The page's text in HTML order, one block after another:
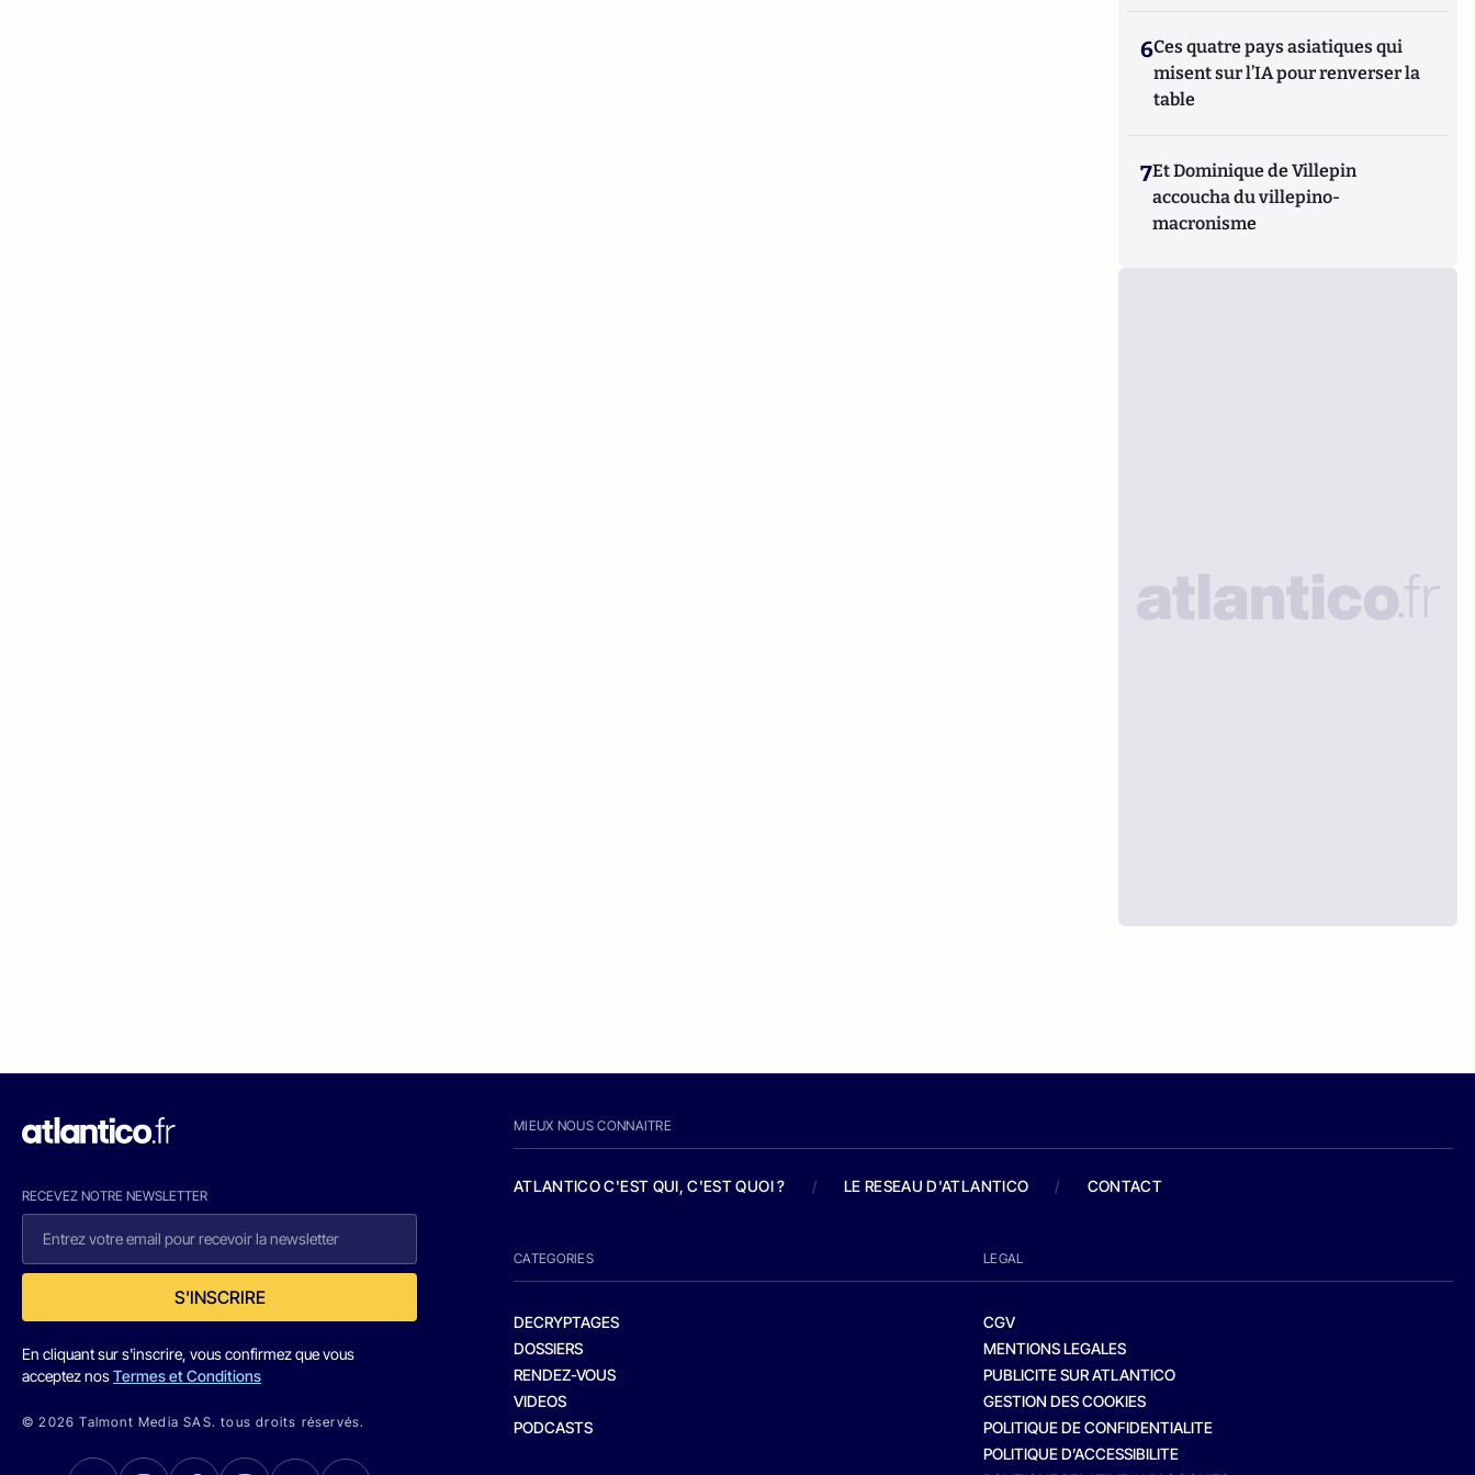
6Ces quatre pays asiatiques qui
misent sur l’IA pour renverser la
table
7Et Dominique de Villepin
accoucha du villepino-
macronisme
RECEVEZ NOTRE NEWSLETTER
S'INSCRIRE
En cliquant sur s'inscrire, vous confirmez que vous
acceptez nosTermes et Conditions
© 2026 Talmont Media SAS. tous droits réservés.
MIEUX NOUS CONNAITRE
ATLANTICO C'EST QUI, C'EST QUOI ? / LE RESEAU D'ATLANTICO / CONTACT
CATEGORIES
DECRYPTAGES
DOSSIERS
RENDEZ-VOUS
VIDEOS
PODCASTS
LEGAL
CGV
MENTIONS LEGALES
PUBLICITE SUR ATLANTICO
GESTION DES COOKIES
POLITIQUE DE CONFIDENTIALITE
POLITIQUE D’ACCESSIBILITE